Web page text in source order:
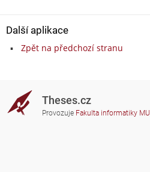
Další aplikace
Zpět na předchozí stranu
Theses.cz
Provozuje Fakulta informatiky MU